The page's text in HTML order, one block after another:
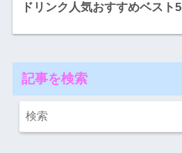
ドリンク人気おすすめベスト5
記事を検索